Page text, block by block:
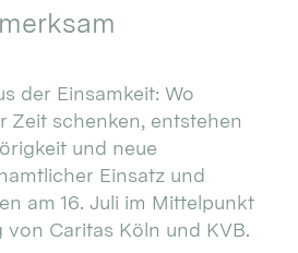
der Einsamkeit: Wo
Zeit schenken, entstehen
und neue
Einsatz und
am 16. Juli im Mittelpunkt
von Caritas Köln und KVB.